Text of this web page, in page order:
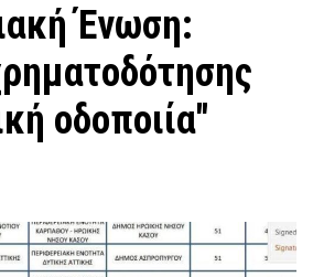
Ένωση:
οδοποιία"